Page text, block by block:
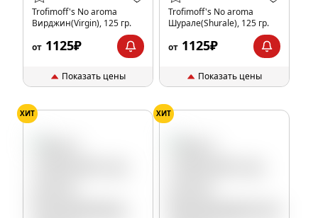
Trofimoff's No aroma
Вирджин(Virgin), 125 гр.
от 1125₽
Показать цены
Trofimoff's No aroma
Шурале(Shurale), 125 гр.
от 1125₽
Показать цены
ХИТ ХИТ